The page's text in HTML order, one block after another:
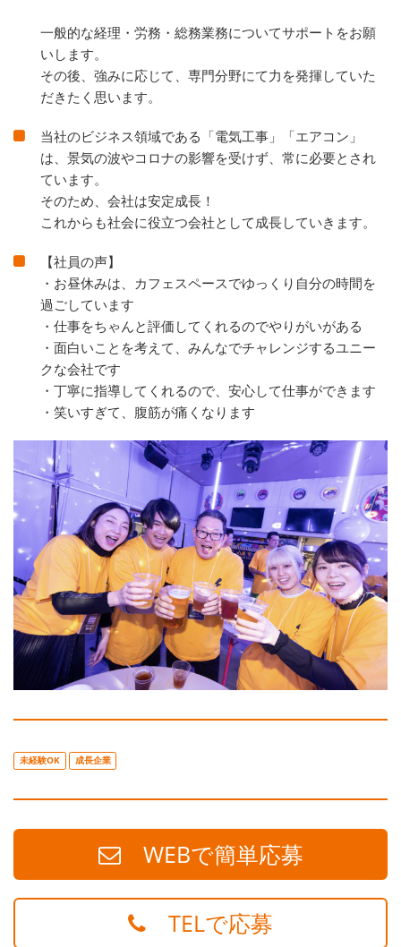
一般的な経理・労務・総務業務についてサポートをお願
いします。
その後、強みに応じて、専門分野にて力を発揮していた
だきたく思います。
当社のビジネス領域である「電気工事」「エアコン」
は、景気の波やコロナの影響を受けず、常に必要とされ
ています。
そのため、会社は安定成長！
これからも社会に役立つ会社として成長していきます。
【社員の声】
・お昼休みは、カフェスペースでゆっくり⾃分の時間を
過ごしています
・仕事をちゃんと評価してくれるのでやりがいがある
・⾯⽩いことを考えて、みんなでチャレンジするユニー
クな会社です
・丁寧に指導してくれるので、安⼼して仕事ができます
・笑いすぎて、腹筋が痛くなります
未経験OK 成長企業
WEBで簡単応募
TELで応募